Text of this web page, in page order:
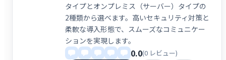
タイプとオンプレミス（サーバー）タイプの
2種類から選べます。高いセキュリティ対策と
柔軟な導入形態で、スムーズなコミュニケー
ションを実現します。
0.0(0 レビュー)